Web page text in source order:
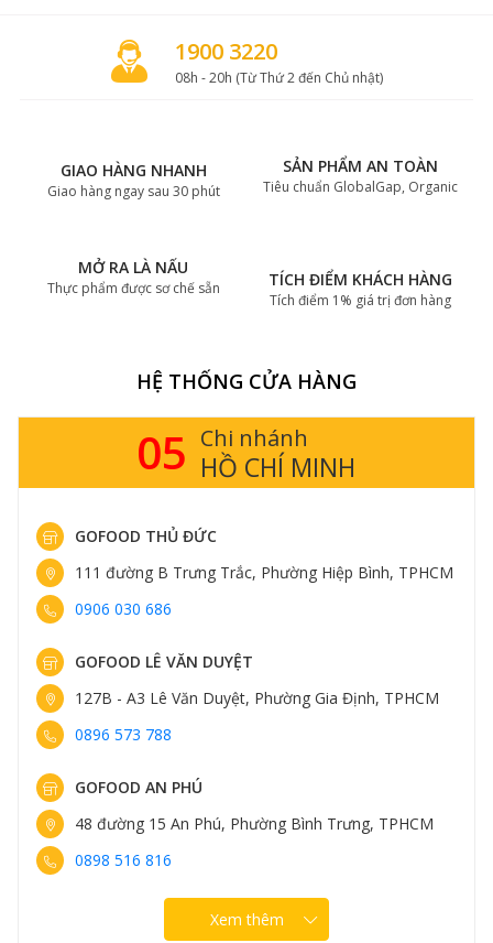
1900 3220
08h - 20h (Từ Thứ 2 đến Chủ nhật)
GIAO HÀNG NHANH
Giao hàng ngay sau 30 phút
SẢN PHẨM AN TOÀN
Tiêu chuẩn GlobalGap, Organic
MỞ RA LÀ NẤU
Thực phẩm được sơ chế sẵn TÍCH ĐIỂM KHÁCH HÀNG
Tích điểm 1% giá trị đơn hàng
HỆ THỐNG CỬA HÀNG
05 Chi nhánh
HỒ CHÍ MINH
GOFOOD THỦ ĐỨC
111 đường B Trưng Trắc, Phường Hiệp Bình, TPHCM
0906 030 686
GOFOOD LÊ VĂN DUYỆT
127B - A3 Lê Văn Duyệt, Phường Gia Định, TPHCM
0896 573 788
GOFOOD AN PHÚ
48 đường 15 An Phú, Phường Bình Trưng, TPHCM
0898 516 816
Xem thêm